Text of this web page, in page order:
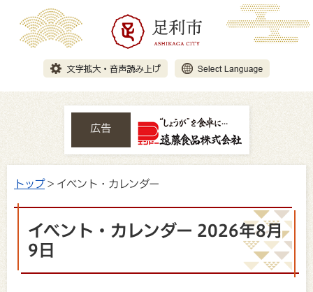
広告
トップ> イベント・カレンダー
イベント・カレンダー 2026年8月
9日